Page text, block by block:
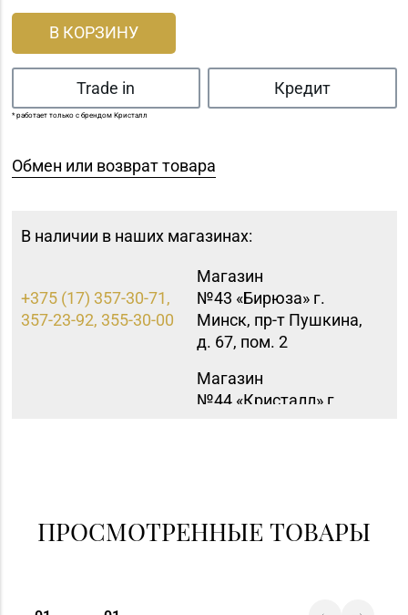
В КОРЗИНУ
Trade in Кредит
* работает только с брендом Кристалл
Обмен или возврат товара
В наличии в наших магазинах:
+375 (17) 357-30-71,
357-23-92, 355-30-00
Магазин
№43 «Бирюза» г.
Минск, пр-т Пушкина,
д. 67, пом. 2
Магазин
№44 «Кристалл» г.
Магазин
Притыцкого, д. 78-848
ПРОСМОТРЕННЫЕ ТОВАРЫ